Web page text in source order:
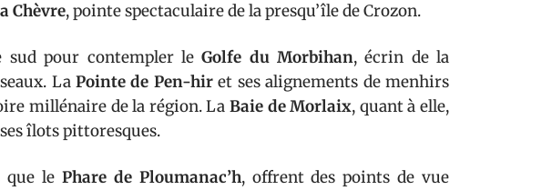
Chèvre, pointe spectaculaire de la presqu’île de Crozon.
sud pour contempler leGolfe du Morbihan, écrin de la
La Pointe de Pen-hiret ses alignements de menhirs
millénaire de la région. La Baie de Morlaix, quant à elle,
îlots pittoresques.
que le Phare de Ploumanac’h, offrent des points de vue